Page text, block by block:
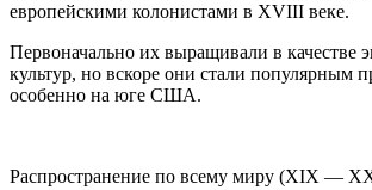
европейскими колонистами в XVIII веке.
Первоначально их выращивали в качестве
культур, но вскоре они стали популярным
особенно на юге США.
Распространение по всему миру (XIX —